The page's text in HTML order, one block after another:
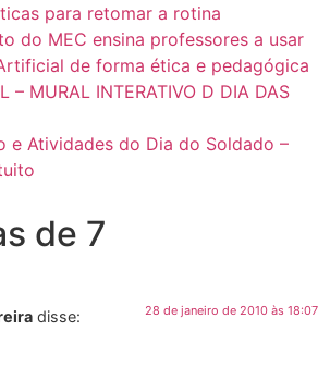
para retomar a rotina
do MEC ensina professores a usar
de forma ética e pedagógica
– MURAL INTERATIVO D DIA DAS
e Atividades do Dia do Soldado –
de 7
disse: 28 de janeiro de 2010 às 18:07